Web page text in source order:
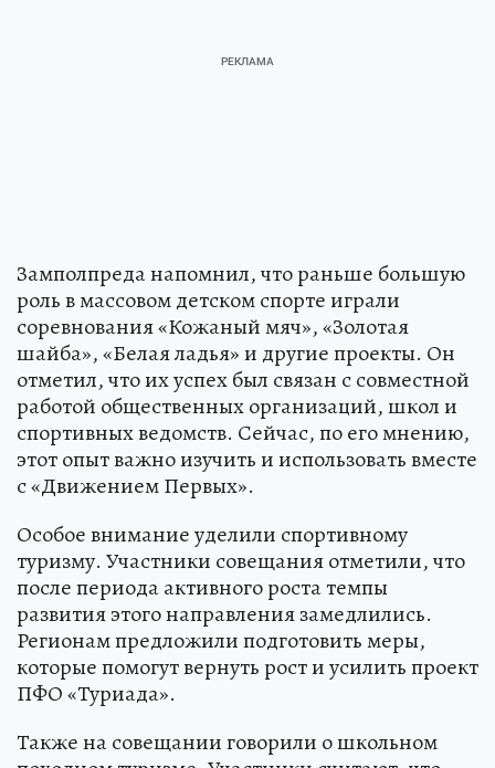
Замполпреда напомнил, что раньше большую
роль в массовом детском спорте играли
соревнования «Кожаный мяч», «Золотая
шайба», «Белая ладья» и другие проекты. Он
отметил, что их успех был связан с совместной
работой общественных организаций, школ и
спортивных ведомств. Сейчас, по его мнению,
этот опыт важно изучить и использовать вместе
с «Движением Первых».
Особое внимание уделили спортивному
туризму. Участники совещания отметили, что
после периода активного роста темпы
развития этого направления замедлились.
Регионам предложили подготовить меры,
которые помогут вернуть рост и усилить проект
ПФО «Туриада».
Также на совещании говорили о школьном